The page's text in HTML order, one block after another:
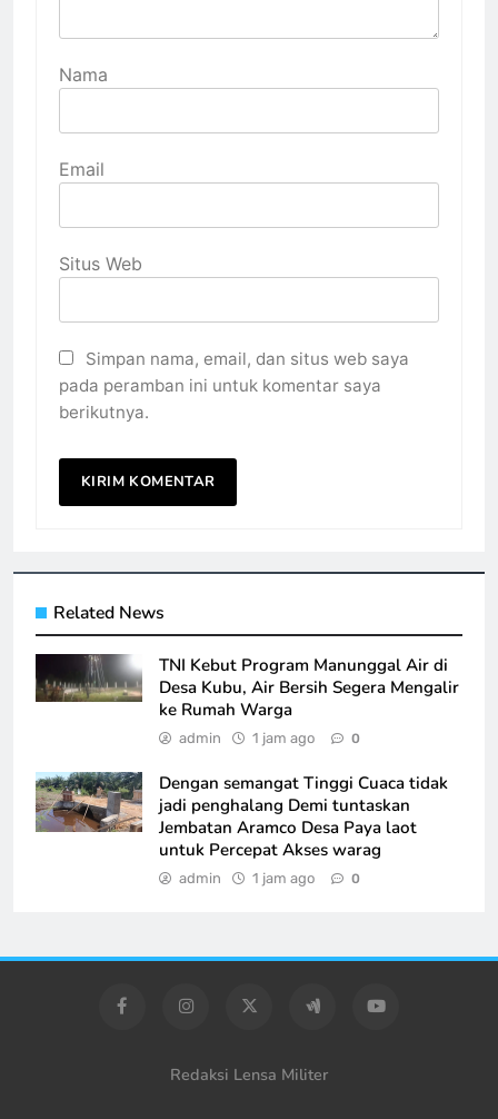
Nama
Email
Situs Web
Simpan nama, email, dan situs web saya
pada peramban ini untuk komentar saya
berikutnya.
Related News
TNI Kebut Program Manunggal Air di
Desa Kubu, Air Bersih Segera Mengalir
ke Rumah Warga
admin 1 jam ago 0
Dengan semangat Tinggi Cuaca tidak
jadi penghalang Demi tuntaskan
Jembatan Aramco Desa Paya laot
untuk Percepat Akses warag
admin 1 jam ago 0
Redaksi Lensa Militer